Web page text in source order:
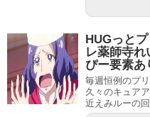
HUGっと
レ薬師寺
ぴー要素あ
毎週恒例のプ
久々のキュア
近えみルーの